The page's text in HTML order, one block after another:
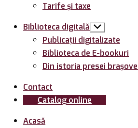
Tarife și taxe
Biblioteca digitală Arată
submeniul
Publicații digitalizate
Biblioteca de E-bookuri
Din istoria presei
Contact
Catalog online
Acasă